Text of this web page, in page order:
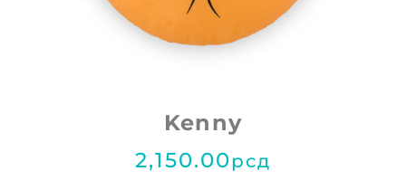
Kenny
2,150.00рсд